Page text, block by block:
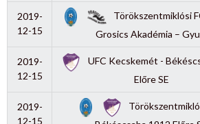
2019-
12-15
Törökszentmiklósi
Grosics Akadémia –
2019-
12-15
UFC Kecskemét -
Előre SE
2019-
12-15